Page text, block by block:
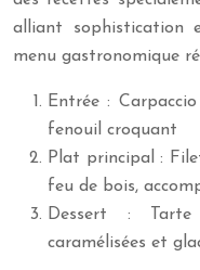
alliant sophistication
menu gastronomique
Entrée :
fenouil croquant
Plat principal :
feu de bois,
Dessert :
caramélisées et